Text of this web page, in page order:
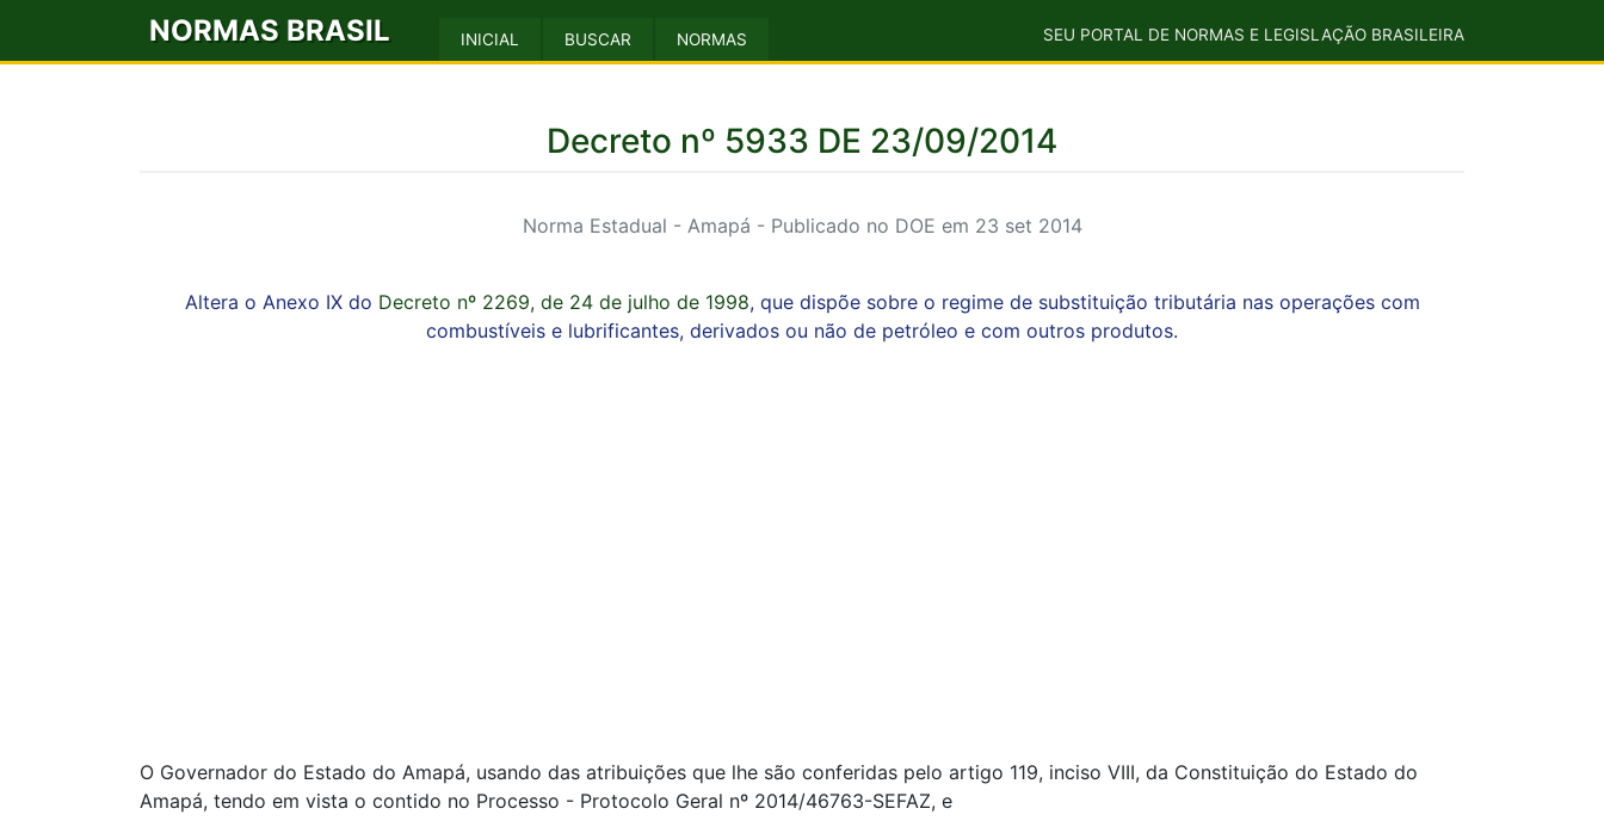
NORMAS BRASIL INICIAL BUSCAR NORMAS SEU PORTAL DE NORMAS E LEGISLAÇÃO BRASILEIRA
Decreto nº 5933 DE 23/09/2014
Norma Estadual - Amapá - Publicado no DOE em 23 set 2014
Altera o Anexo IX do Decreto nº 2269, de 24 de julho de 1998, que dispõe sobre o regime de substituição tributária nas operações com
combustíveis e lubrificantes, derivados ou não de petróleo e com outros produtos.
O Governador do Estado do Amapá, usando das atribuições que lhe são conferidas pelo artigo 119, inciso VIII, da Constituição do Estado do
Amapá, tendo em vista o contido no Processo - Protocolo Geral nº 2014/46763-SEFAZ, e